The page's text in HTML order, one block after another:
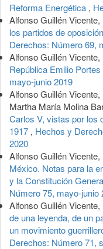
Reforma Energética ,
Alfonso Guillén Vicente,
los partidos de
Derechos: Número 69,
Alfonso Guillén Vicente,
República Emilio Portes
mayo-junio 2019
Alfonso Guillén
Martha María Molina
Carlos V, vistas por los
1917 , Hechos y
2020
Alfonso Guillén Vicente,
México. Notas para la
y la Constitución
Número 75, mayo-junio
Alfonso Guillén Vicente,
de una leyenda, de un
un movimiento
Derechos: Número 71,